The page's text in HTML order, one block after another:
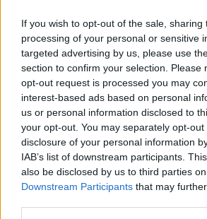
If you wish to opt-out of the sale, sharing
processing of your personal or sensitive
targeted advertising by us, please use
section to confirm your selection. Please
opt-out request is processed you may
interest-based ads based on personal
us or personal information disclosed to
your opt-out. You may separately opt-
disclosure of your personal information
IAB’s list of downstream participants.
also be disclosed by us to third parties
Downstream Participants that may
**Η αναζήτηση και οι τιμές
αφορούν διαμονή περίπου
2022. (συγκεκριμένα 19/01).
Δείτε τα ξενοδοχεία
Φρετζάτο
Βαθμολογία: 9,6